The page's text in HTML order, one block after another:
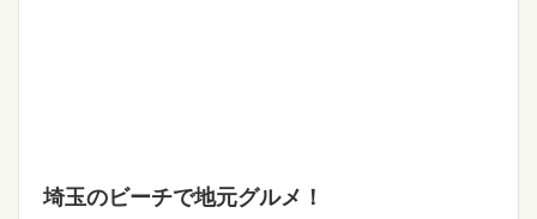
埼玉のビーチで地元グルメ！